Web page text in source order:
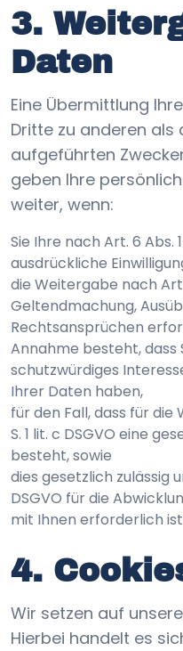
3.
Daten
Eine Übermittlung
Dritte zu anderen als
aufgeführten
geben Ihre
weiter, wenn:
Sie Ihre nach Art. 6 Abs. 1
ausdrückliche
die Weitergabe nach Art.
Geltendmachung,
Rechtsansprüchen
Annahme besteht, dass
schutzwürdiges
Ihrer Daten haben,
für den Fall, dass für die
S. 1 lit. c DSGVO eine
besteht, sowie
dies gesetzlich zulässig
DSGVO für die
mit Ihnen erforderlich
4.
Wir setzen auf
Hierbei handelt es